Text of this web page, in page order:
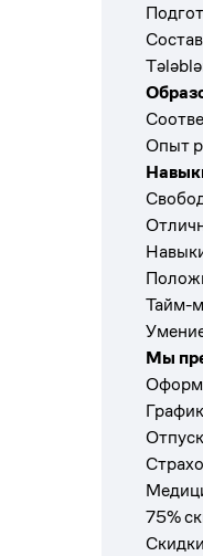
Опыт
Тайм-
Мы
75%